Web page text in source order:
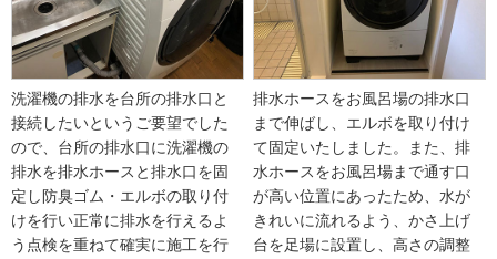
洗濯機の排水を台所の排水口と
接続したいというご要望でした
ので、台所の排水口に洗濯機の
排水を排水ホースと排水口を固
定し防臭ゴム・エルボの取り付
けを行い正常に排水を行えるよ
う点検を重ねて確実に施工を行
排水ホースをお風呂場の排水口
まで伸ばし、エルボを取り付け
て固定いたしました。また、排
水ホースをお風呂場まで通す口
が高い位置にあったため、水が
きれいに流れるよう、かさ上げ
台を足場に設置し、高さの調整